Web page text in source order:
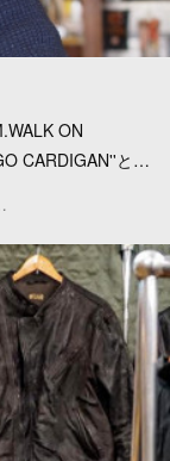
ON
CARDIGAN''と…